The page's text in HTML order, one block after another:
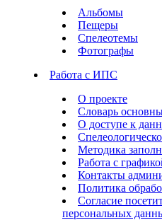
Альбомы
Пещеры
Спелеотемы
Фотографы
Работа с ИПС
О проекте
Словарь
О доступе к
Методика
Работа с
Контакты
Политика
Согласие
персональных